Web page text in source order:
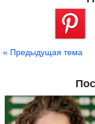
« Предыдущая тема